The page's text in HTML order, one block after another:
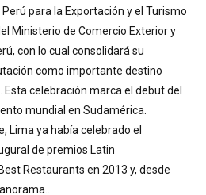
para la Exportación y el Turismo
Ministerio de Comercio Exterior y
con lo cual consolidará su
como importante destino
celebración marca el debut del
mundial en Sudamérica.
Lima ya había celebrado el
de premios Latin
Restaurants en 2013 y, desde